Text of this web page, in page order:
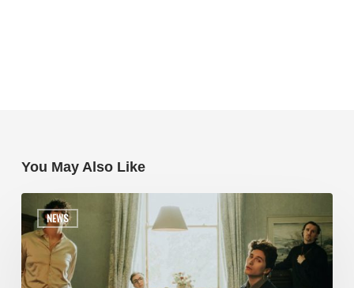
You May Also Like
NEWS